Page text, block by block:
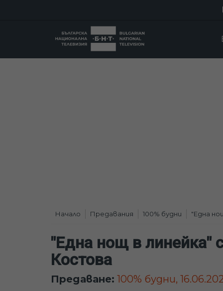
Начало Предавания 100% будни "Една
"Една нощ в линейка"
Костова
Предаване: 100% будни,